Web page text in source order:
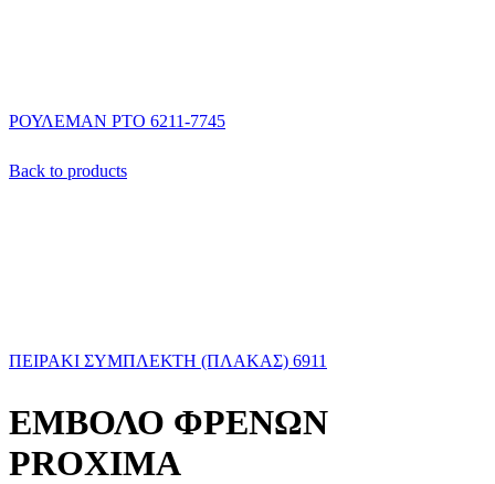
ΡΟΥΛΕΜΑΝ ΡΤΟ 6211-7745
Back to products
ΠΕΙΡΑΚΙ ΣΥΜΠΛΕΚΤΗ (ΠΛΑΚΑΣ) 6911
ΕΜΒΟΛΟ ΦΡΕΝΩΝ
PROXIMA